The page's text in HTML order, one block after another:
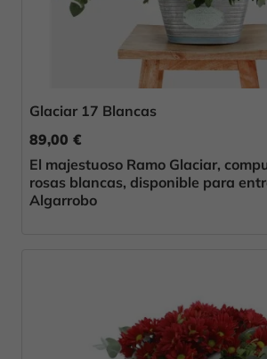
Glaciar 17 Blancas
89,00 €
El majestuoso Ramo Glaciar,
rosas blancas, disponible para
Algarrobo